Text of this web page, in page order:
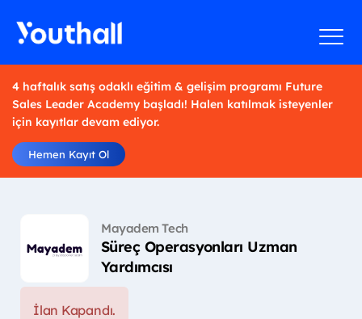
4 haftalık satış odaklı eğitim & gelişim programı Future
Sales Leader Academy başladı! Halen katılmak isteyenler
için kayıtlar devam ediyor.
Hemen Kayıt Ol
Mayadem Tech
Süreç Operasyonları Uzman
Yardımcısı
İlan Kapandı.